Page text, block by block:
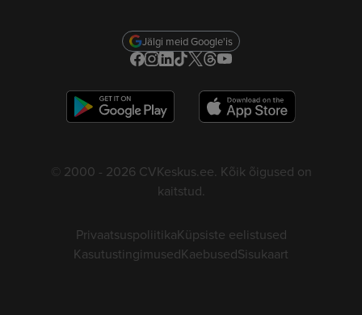
Jälgi meid Google'is
© 2000 - 2026 CVKeskus.ee. Kõik õigused on
kaitstud.
PrivaatsuspoliitikaKüpsiste eelistused
KasutustingimusedKaebusedSisukaart